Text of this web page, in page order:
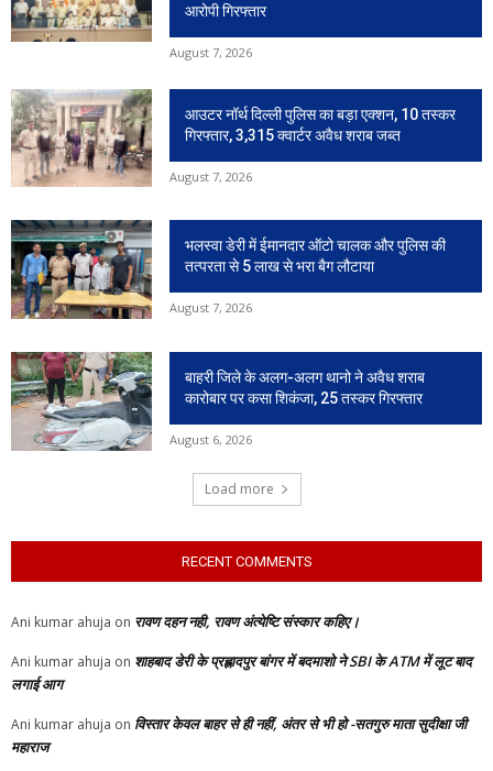
आरोपी गिरफ्तार
August 7, 2026
आउटर नॉर्थ दिल्ली पुलिस का बड़ा एक्शन, 10 तस्कर
गिरफ्तार, 3,315 क्वार्टर अवैध शराब जब्त
August 7, 2026
भलस्वा डेरी में ईमानदार ऑटो चालक और पुलिस की
तत्परता से 5 लाख से भरा बैग लौटाया
August 7, 2026
बाहरी जिले के अलग-अलग थानो ने अवैध शराब
कारोबार पर कसा शिकंजा, 25 तस्कर गिरफ्तार
August 6, 2026
Load more
RECENT COMMENTS
Ani kumar ahuja on रावण दहन नही, रावण अंत्येष्टि संस्कार कहिए।
Ani kumar ahuja on शाहबाद डेरी के प्रह्लादपुर बांगर में बदमाशो ने SBI के ATM में लूट बाद
लगाई आग
Ani kumar ahuja on विस्तार केवल बाहर से ही नहीं, अंतर से भी हो -सतगुरु माता सुदीक्षा जी
महाराज